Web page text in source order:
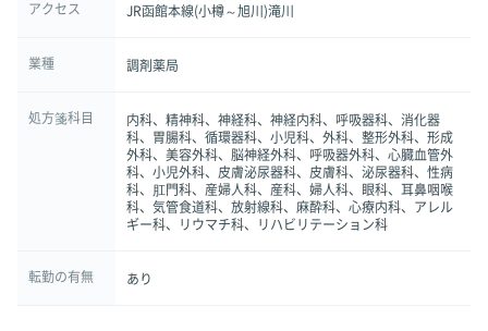
アクセス JR函館本線(小樽～旭川)滝川
業種 調剤薬局
処方箋科目
内科、精神科、神経科、神経内科、呼吸器科、消化器
科、胃腸科、循環器科、小児科、外科、整形外科、形成
外科、美容外科、脳神経外科、呼吸器外科、心臓血管外
科、小児外科、皮膚泌尿器科、皮膚科、泌尿器科、性病
科、肛門科、産婦人科、産科、婦人科、眼科、耳鼻咽喉
科、気管食道科、放射線科、麻酔科、心療内科、アレル
ギー科、リウマチ科、リハビリテーション科
転勤の有無 あり